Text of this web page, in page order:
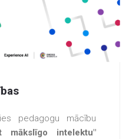
pedagogu mācību
mākslīgo intelektu"